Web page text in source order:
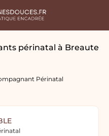
périnatal à Breaute
Périnatal